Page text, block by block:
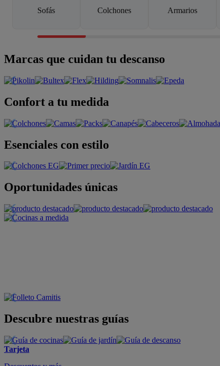
Sofás Colchones Armarios
Marcas que cuidan tu descanso
Confort a tu medida
Esenciales con estilo
Oportunidades únicas
Descubre nuestras guías
Tarjeta